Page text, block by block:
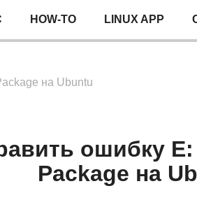
HOW-TO LINUX APP
на Ubuntu
ошибку
Package на